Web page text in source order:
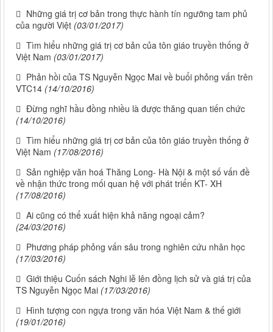
Những giá trị cơ bản trong thực hành tín ngưỡng tam phủ
của người Việt (03/01/2017)
Tìm hiểu những giá trị cơ bản của tôn giáo truyền thống ở
Việt Nam (03/01/2017)
Phản hồi của TS Nguyễn Ngọc Mai về buổi phỏng vấn trên
VTC14 (14/10/2016)
Đừng nghĩ hầu đồng nhiều là được thăng quan tiến chức
(14/10/2016)
Tìm hiểu những giá trị cơ bản của tôn giáo truyền thống ở
Việt Nam (17/08/2016)
Sản nghiệp văn hoá Thăng Long- Hà Nội & một số vấn đề
về nhận thức trong mối quan hệ với phát triển KT- XH
(17/08/2016)
Ai cũng có thể xuất hiện khả năng ngoại cảm?
(24/03/2016)
Phương pháp phỏng vấn sâu trong nghiên cứu nhân học
(17/03/2016)
Giới thiệu Cuốn sách Nghi lễ lên đồng lịch sử và giá trị của
TS Nguyễn Ngọc Mai (17/03/2016)
Hình tượng con ngựa trong văn hóa Việt Nam & thế giới
(19/01/2016)